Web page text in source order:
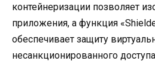
контейнеризации позволяет
приложения, а функция
обеспечивает защиту
несанкционированного